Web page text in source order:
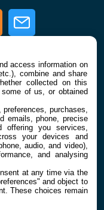
RSS Newsletter
access information on
combine and share
collected on this
of us, or obtained
purchases,
emails, phone, precise
offering you services,
your devices and
audio, and video),
and analysing
at any time via the
and object to
These choices remain